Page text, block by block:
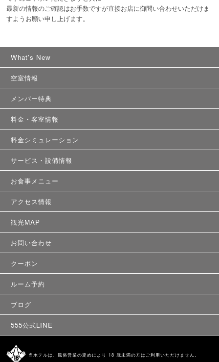
最新の情報のご確認はお手数ですが直接お店に御問い合わせいただけま
すようお願い申し上げます。
What's New
空室情報
メンバー特典
料金・客室情報
料金シミュレーション
サービス・設備情報
お食事メニュー
アクセス情報
観光MAP
お問い合わせ
クーポン
ルーム予約
ブログ
555公式LINE
当ホテルは、風俗営業の定めにより 18 歳未満の方はご利用いただけません。